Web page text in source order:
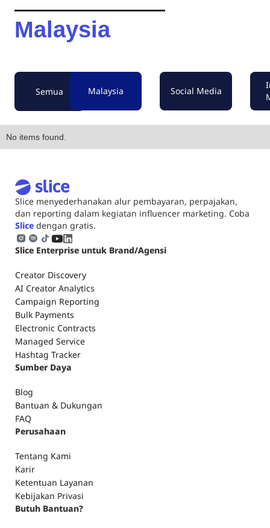
Malaysia
Semua Malaysia Social Media
No items found.
Slice menyederhanakan alur pembayaran, perpajakan,
dan reporting dalam kegiatan influencer marketing. Coba
Slice dengan gratis.
Slice Enterprise untuk Brand/Agensi
Creator Discovery
AI Creator Analytics
Campaign Reporting
Bulk Payments
Electronic Contracts
Managed Service
Hashtag Tracker
Sumber Daya
Blog
Bantuan & Dukungan
FAQ
Perusahaan
Tentang Kami
Karir
Ketentuan Layanan
Kebijakan Privasi
Butuh Bantuan?